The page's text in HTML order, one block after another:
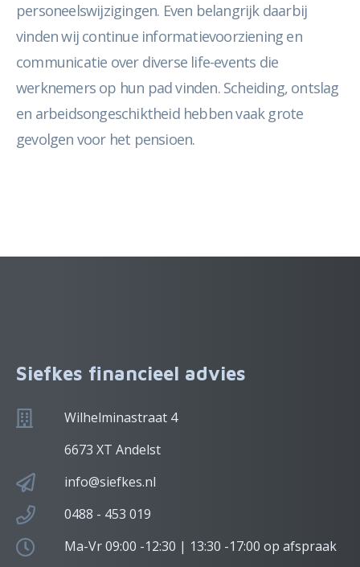
personeelswijzigingen. Even belangrijk daarbij
vinden wij continue informatievoorziening en
communicatie over diverse life-events die
werknemers op hun pad vinden. Scheiding, ontslag
en arbeidsongeschiktheid hebben vaak grote
gevolgen voor het pensioen.
Siefkes financieel advies
Wilhelminastraat 4
6673 XT Andelst
info@siefkes.nl
0488 - 453 019
Ma-Vr 09:00 -12:30 | 13:30 -17:00 op afspraak